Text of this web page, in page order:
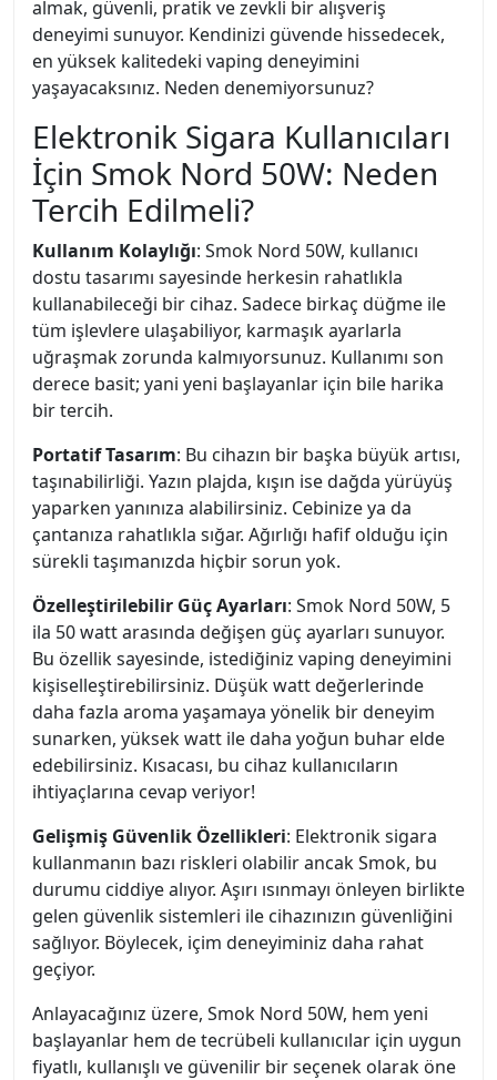
almak, güvenli, pratik ve zevkli bir alışveriş
deneyimi sunuyor. Kendinizi güvende hissedecek,
en yüksek kalitedeki vaping deneyimini
yaşayacaksınız. Neden denemiyorsunuz?
Elektronik Sigara Kullanıcıları
İçin Smok Nord 50W: Neden
Tercih Edilmeli?
Kullanım Kolaylığı: Smok Nord 50W, kullanıcı
dostu tasarımı sayesinde herkesin rahatlıkla
kullanabileceği bir cihaz. Sadece birkaç düğme ile
tüm işlevlere ulaşabiliyor, karmaşık ayarlarla
uğraşmak zorunda kalmıyorsunuz. Kullanımı son
derece basit; yani yeni başlayanlar için bile harika
bir tercih.
Portatif Tasarım: Bu cihazın bir başka büyük artısı,
taşınabilirliği. Yazın plajda, kışın ise dağda yürüyüş
yaparken yanınıza alabilirsiniz. Cebinize ya da
çantanıza rahatlıkla sığar. Ağırlığı hafif olduğu için
sürekli taşımanızda hiçbir sorun yok.
Özelleştirilebilir Güç Ayarları: Smok Nord 50W, 5
ila 50 watt arasında değişen güç ayarları sunuyor.
Bu özellik sayesinde, istediğiniz vaping deneyimini
kişiselleştirebilirsiniz. Düşük watt değerlerinde
daha fazla aroma yaşamaya yönelik bir deneyim
sunarken, yüksek watt ile daha yoğun buhar elde
edebilirsiniz. Kısacası, bu cihaz kullanıcıların
ihtiyaçlarına cevap veriyor!
Gelişmiş Güvenlik Özellikleri: Elektronik sigara
kullanmanın bazı riskleri olabilir ancak Smok, bu
durumu ciddiye alıyor. Aşırı ısınmayı önleyen birlikte
gelen güvenlik sistemleri ile cihazınızın güvenliğini
sağlıyor. Böylecek, içim deneyiminiz daha rahat
geçiyor.
Anlayacağınız üzere, Smok Nord 50W, hem yeni
başlayanlar hem de tecrübeli kullanıcılar için uygun
fiyatlı, kullanışlı ve güvenilir bir seçenek olarak öne